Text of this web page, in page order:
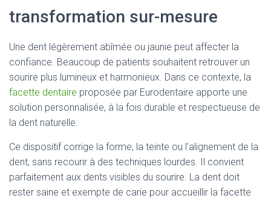
transformation sur-mesure
Une dent légèrement abîmée ou jaunie peut affecter la
confiance. Beaucoup de patients souhaitent retrouver un
sourire plus lumineux et harmonieux. Dans ce contexte, la
facette dentaire proposée par Eurodentaire apporte une
solution personnalisée, à la fois durable et respectueuse de
la dent naturelle.
Ce dispositif corrige la forme, la teinte ou l’alignement de la
dent, sans recourir à des techniques lourdes. Il convient
parfaitement aux dents visibles du sourire. La dent doit
rester saine et exempte de carie pour accueillir la facette